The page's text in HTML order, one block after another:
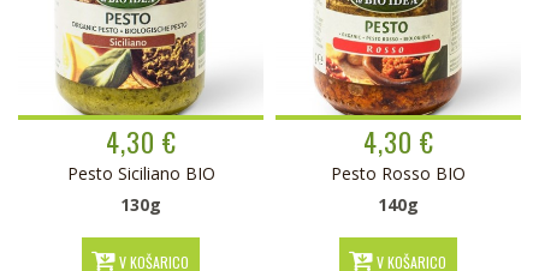
4,30 €
Pesto Siciliano BIO
130g
V KOŠARICO
4,30 €
Pesto Rosso BIO
140g
V KOŠARICO